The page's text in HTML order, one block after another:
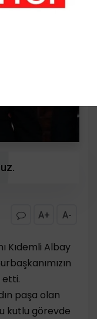
Perşembe 18:56
A+ A-
Kıdemli Albay
paşa olan
kutlu görevde